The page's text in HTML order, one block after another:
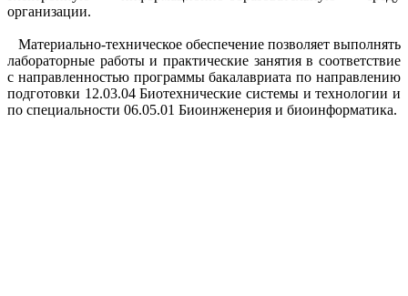
организации.
Материально-техническое обеспечение позволяет выполнять
лабораторные работы и практические занятия в соответствие
с направленностью программы бакалавриата по направлению
подготовки 12.03.04 Биотехнические системы и технологии и
по специальности 06.05.01 Биоинженерия и биоинформатика.